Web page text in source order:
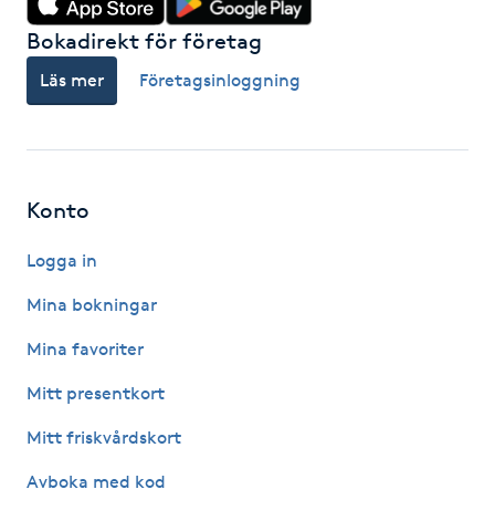
Mixfransar
Nagelförlängning glasfiber
Nagelförstärkning
Nagelklippning
Bokadirekt för företag
Läs mer Företagsinloggning
Konto
Logga in
Mina bokningar
Mina favoriter
Mitt presentkort
Mitt friskvårdskort
Avboka med kod